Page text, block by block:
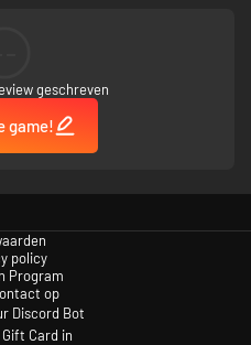
geschreven
game!
policy
Program
op
Discord Bot
Card in